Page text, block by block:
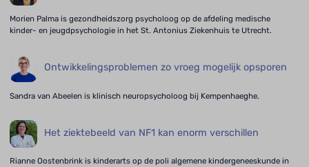
Morien Palma is gezondheidszorg psycholoog op de afdeling medische
kinder- en jeugdpsychologie in het St. Antonius Ziekenhuis te Utrecht.
Ontwikkelingsproblemen zo vroeg mogelijk opsporen
Sandra van Abeelen is klinisch neuropsycholoog bij Kempenhaeghe.
Het ziektebeeld van NF1 kan enorm verschillen
Rianne Oostenbrink is kinderarts op de poli algemene kindergeneeskunde in